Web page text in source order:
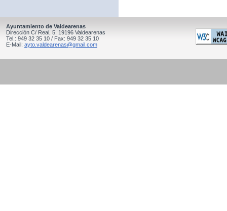
Ayuntamiento de Valdearenas
Dirección C/ Real, 5, 19196 Valdearenas
Tel.: 949 32 35 10 / Fax: 949 32 35 10
E-Mail: ayto.valdearenas@gmail.com